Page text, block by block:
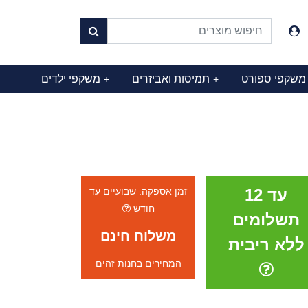
משקפי ספורט תמיסות ואביזרים + משקפי ילדים +
עד 12
תשלומים
ללא ריבית
זמן אספקה: שבועיים עד
חודש
משלוח חינם
המחירים בחנות זהים